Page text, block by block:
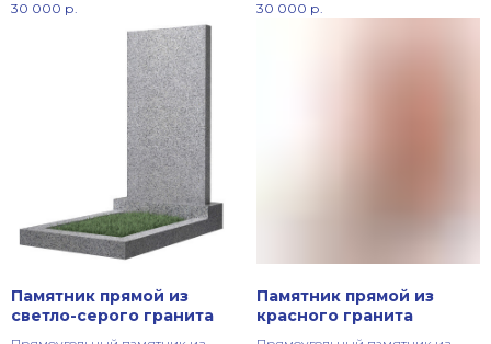
30 000 р.
30 000 р.
Памятник прямой из
светло-серого гранита
Памятник прямой из
красного гранита